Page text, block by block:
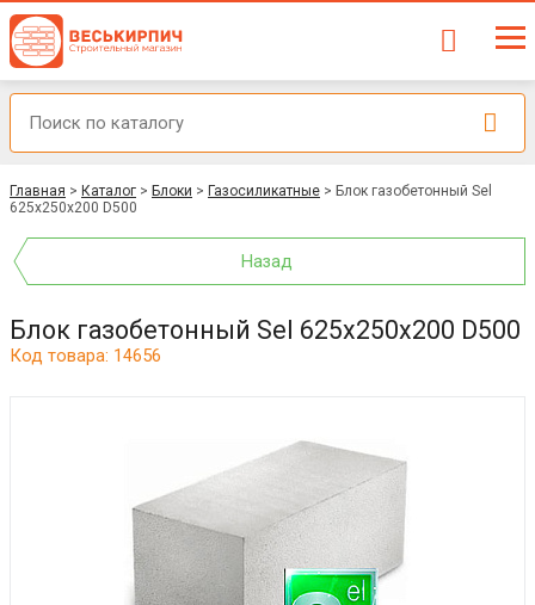
Главная > Каталог > Блоки > Газосиликатные > Блок газобетонный Sel
625x250x200 D500
Назад
Блок газобетонный Sel 625x250x200 D500
Код товара: 14656